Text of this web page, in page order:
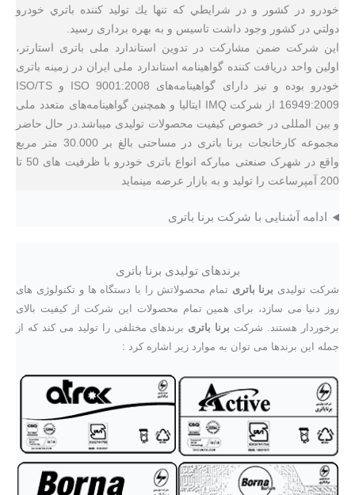
خودرو در كشور و در شرايطي كه تنها يك توليد كننده باتري خودرو
دولتي در كشور وجود داشت تاسیس و به بهره برداری رسید.
این شرکت ضمن مشاركت در تدوين استاندارد ملی باتری استارتر،
اولين واحد دريافت كننده گواهينامه استاندارد ملی ایران در زمینه باتری
خودرو بوده و نیز دارای گواهینامه‌های ISO 9001:2008 و ISO/TS
16949:2009 از شركت IMQ ايتاليا و همچنین گواهينامه‌های متعدد ملی
و بين المللی در خصوص كيفيت محصولات تولیدی میباشد.در حال حاضر
مجموعه کارخانجات برنا باتری در مساحتی بالغ بر 30.000 متر مربع
واقع در شهرک صنعتی مبارکه انواع باتری خودرو با ظرفیت های 50 تا
200 آمپرساعت را تولید و به بازار عرضه مینماید
ادامه آشنایی با شرکت برنا باتری
برندهای تولیدی برنا باتری
شرکت تولیدی برنا باتری تمام محصولاتش را با دستگاه ها و تکنولوژی های
روز دنیا می سازد، برای همین تمام محصولات این شرکت از کیفیت بالای
برخوردار هستند. شرکت برنا باتری برندهای مختلفی را تولید می کند که از
جمله این برندها می توان به موارد زیر اشاره کرد :